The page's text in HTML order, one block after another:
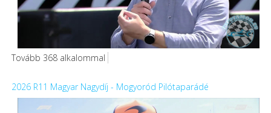
Tovább 368 alkalommal
2026 R11 Magyar Nagydíj - Mogyoród Pilótaparádé